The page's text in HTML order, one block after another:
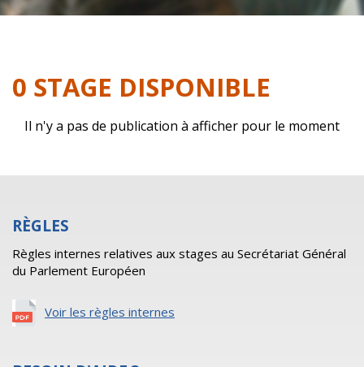
0 STAGE DISPONIBLE
Il n'y a pas de publication à afficher pour le moment
RÈGLES
Règles internes relatives aux stages au Secrétariat Général
du Parlement Européen
Voir les règles internes